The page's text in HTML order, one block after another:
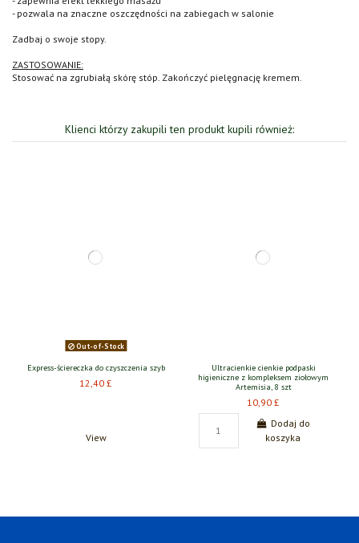
- pozwala na znaczne oszczędności na zabiegach w salonie
Zadbaj o swoje stopy.
ZASTOSOWANIE:
Stosować na zgrubiałą skórę stóp. Zakończyć pielęgnację kremem.
Klienci którzy zakupili ten produkt kupili również:
Out-of-Stock
Express-ściereczka do czyszczenia szyb
12,40 £
View
Ultracienkie cienkie podpaski
higieniczne z kompleksem ziołowym
Artemisia, 8 szt
10,90 £
Dodaj do
koszyka